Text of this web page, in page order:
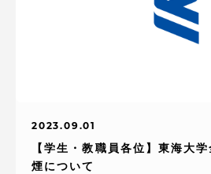
2023.09.01
【学生・教職員各位】東海大
煙について